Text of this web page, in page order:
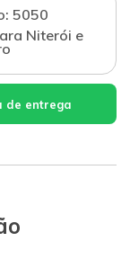
5050
Niterói e
de entrega